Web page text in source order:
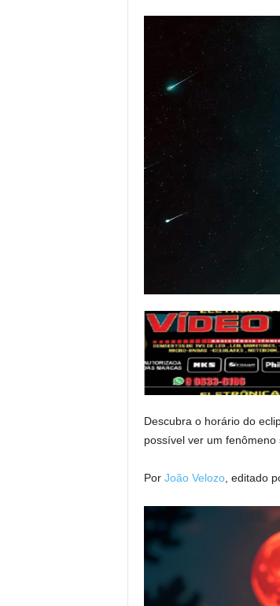
Descubra o horário do
possível ver um fenômeno
Por João Velozo, editado